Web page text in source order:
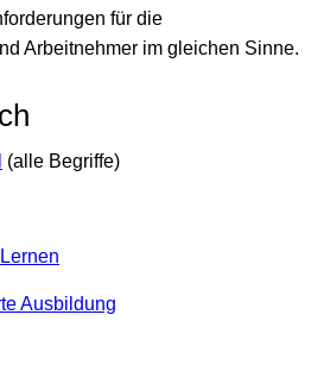
für die
Arbeitnehmer im gleichen Sinne.
(alle Begriffe)
Ausbildung